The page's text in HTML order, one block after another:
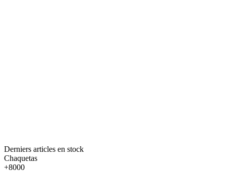
Derniers articles en stock
Chaquetas
+8000